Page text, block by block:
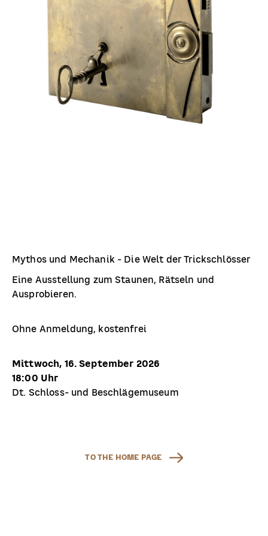
Mythos und Mechanik - Die Welt der Trickschlösser
Eine Ausstellung zum Staunen, Rätseln und
Ausprobieren.
Ohne Anmeldung, kostenfrei
Mittwoch, 16. September 2026
18:00 Uhr
Dt. Schloss- und Beschlägemuseum
TO THE HOME PAGE